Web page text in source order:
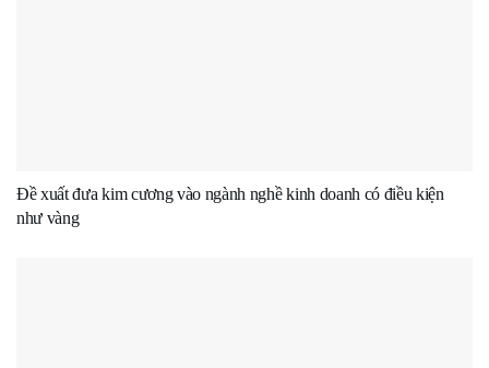
Đề xuất đưa kim cương vào ngành nghề kinh doanh có điều kiện
như vàng